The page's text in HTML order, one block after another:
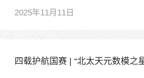
2025年11月11日
四载护航国赛 | “北太天元数模之